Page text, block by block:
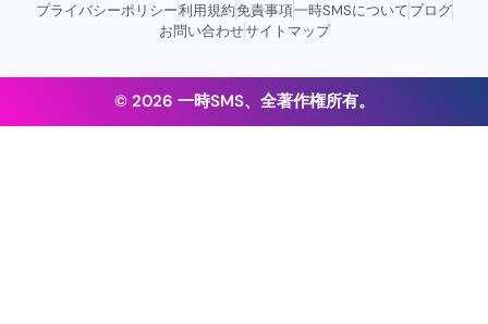
プライバシーポリシー利用規約免責事項一時SMSについてブログ
お問い合わせサイトマップ
© 2026 一時SMS、全著作権所有。